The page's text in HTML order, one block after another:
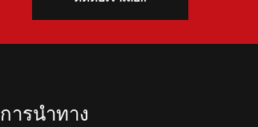
การนำทาง